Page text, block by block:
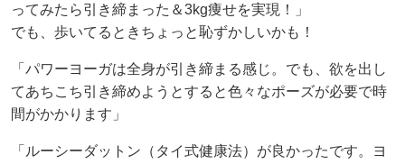
ってみたら引き締まった＆3kg痩せを実現！」
でも、歩いてるときちょっと恥ずかしいかも！
「パワーヨーガは全身が引き締まる感じ。でも、欲を出し
てあちこち引き締めようとすると色々なポーズが必要で時
間がかかります」
「ルーシーダットン（タイ式健康法）が良かったです。ヨ